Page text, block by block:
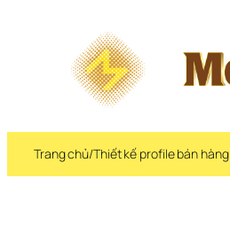
Trang chủ/Thiết kế profile bán hàng